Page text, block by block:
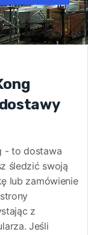
- to dostawa
śledzić swoją
lub zamówienie
z
Jeśli